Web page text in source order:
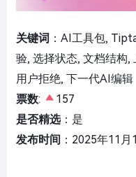
关键词 ：AI工具包,
验, 选择状态, 文档结构,
用户拒绝, 下一代AI编辑
票数:
157
是否精选：是
发布时间 ：2025年11